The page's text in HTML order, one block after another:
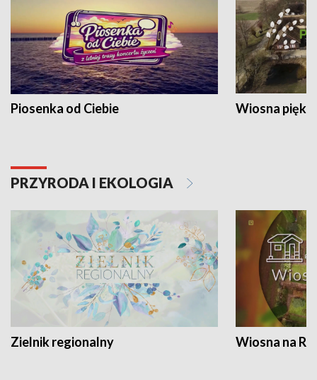
Piosenka od Ciebie Wiosna
PRZYRODA I EKOLOGIA
Zielnik regionalny Wiosna na